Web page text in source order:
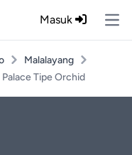
Masuk
Malalayang
Tipe Orchid